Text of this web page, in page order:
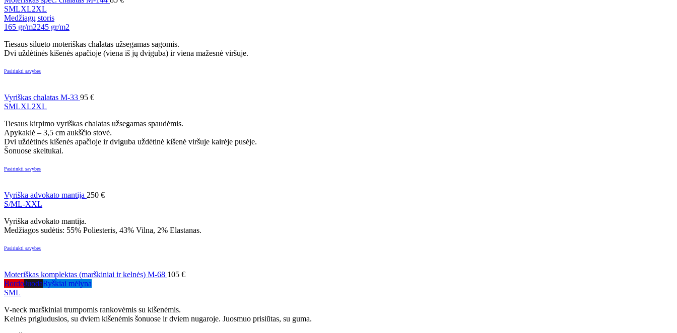
SMLXL2XL
Medžiagų storis
165 gr/m2245 gr/m2
Tiesaus silueto moteriškas chalatas užsegamas sagomis.
Dvi uždėtinės kišenės apačioje (viena iš jų dviguba) ir viena mažesnė viršuje.
Pasirinkti savybes
Vyriškas chalatas M-33 95 €
SMLXL2XL
Tiesaus kirpimo vyriškas chalatas užsegamas spaudėmis.
Apykaklė – 3,5 cm aukščio stovė.
Dvi uždėtinės kišenės apačioje ir dviguba uždėtinė kišenė viršuje kairėje pusėje.
Šonuose skeltukai.
Pasirinkti savybes
Vyriška advokato mantija 250 €
S/ML-XXL
Vyriška advokato mantija.
Medžiagos sudėtis: 55% Poliesteris, 43% Vilna, 2% Elastanas.
Pasirinkti savybes
Moteriškas komplektas (marškiniai ir kelnės) M-68 105 €
BordoJuodaRyškiai mėlyna
SML
V-neck marškiniai trumpomis rankovėmis su kišenėmis.
Kelnės prigludusios, su dviem kišenėmis šonuose ir dviem nugaroje. Juosmuo prisiūtas, su guma.